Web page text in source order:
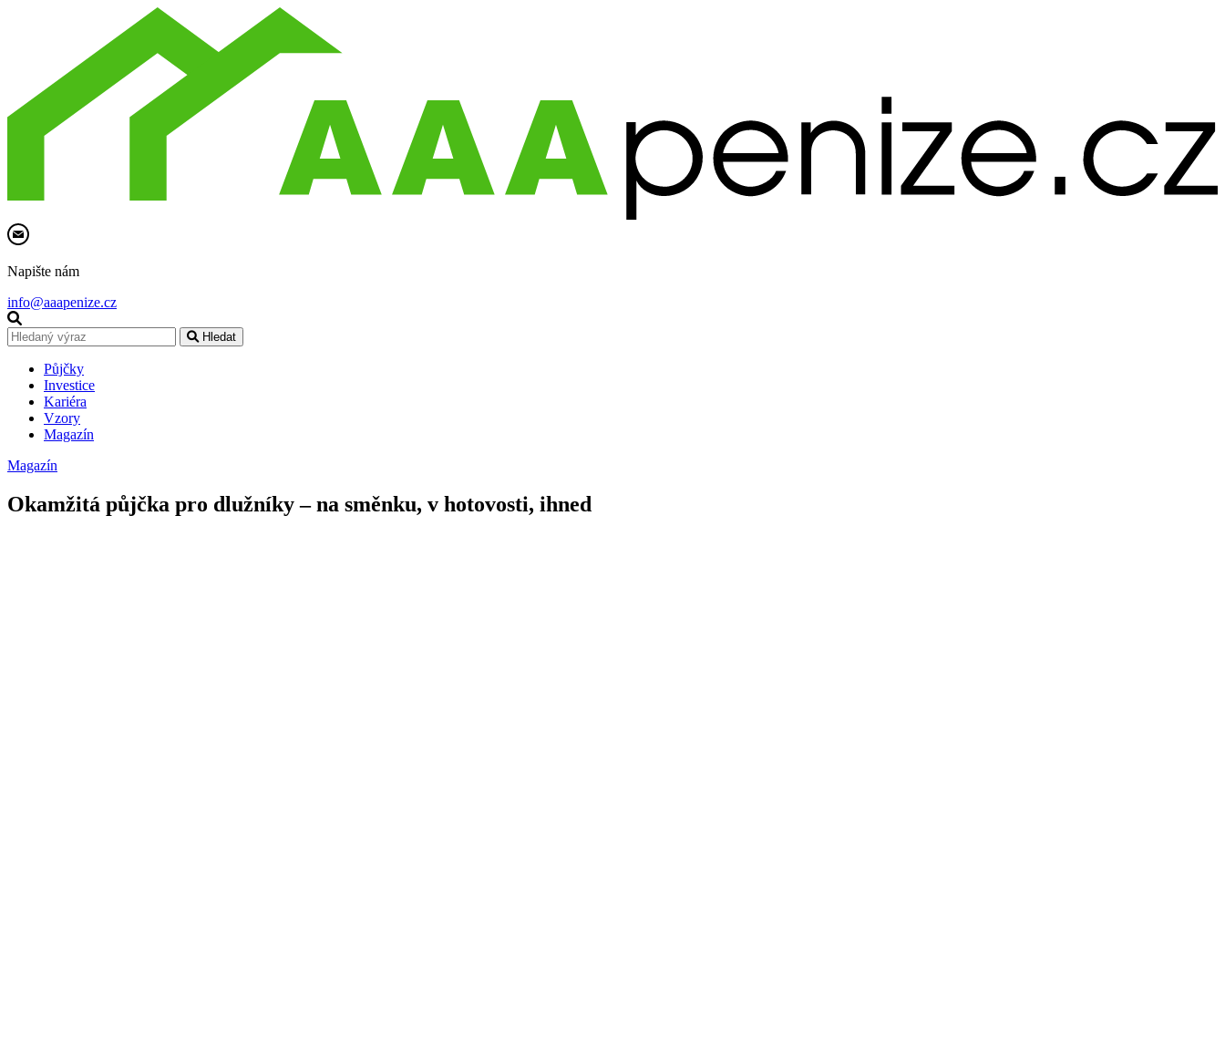
Napište nám
info@aaapenize.cz
Hledat
Půjčky
Investice
Kariéra
Vzory
Magazín
Magazín
Okamžitá půjčka pro dlužníky – na směnku, v hotovosti, ihned